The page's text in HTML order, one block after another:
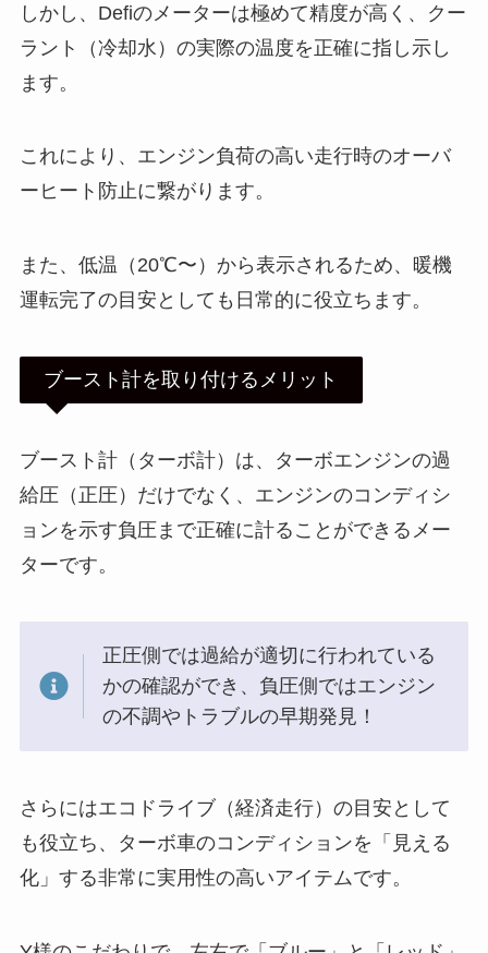
しかし、Defiのメーターは極めて精度が高く、クー
ラント（冷却水）の実際の温度を正確に指し示し
ます。
これにより、エンジン負荷の高い走行時のオーバ
ーヒート防止に繋がります。
また、低温（20℃〜）から表示されるため、暖機
運転完了の目安としても日常的に役立ちます。
ブースト計を取り付けるメリット
ブースト計（ターボ計）は、ターボエンジンの過
給圧（正圧）だけでなく、エンジンのコンディシ
ョンを示す負圧まで正確に計ることができるメー
ターです。
正圧側では過給が適切に行われている
かの確認ができ、負圧側ではエンジン
の不調やトラブルの早期発見！
さらにはエコドライブ（経済走行）の目安として
も役立ち、ターボ車のコンディションを「見える
化」する非常に実用性の高いアイテムです。